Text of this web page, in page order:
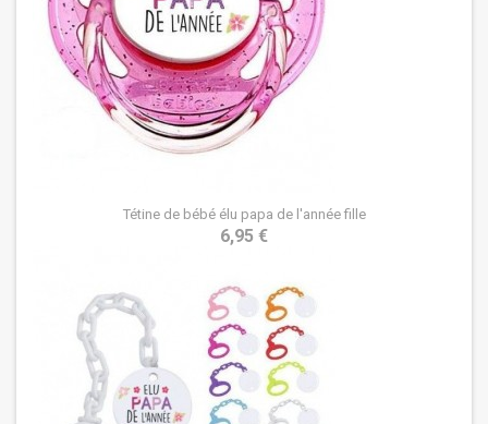
Tétine de bébé élu papa de l'année fille
6,95 €